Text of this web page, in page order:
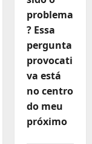
problema
? Essa
pergunta
provocati
va está
no centro
do meu
próximo